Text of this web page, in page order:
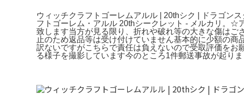
ウィッチクラフトゴーレムアルル | 20thシク | ドラゴン
フトゴーレム・アルル 20thシークレット - メルカリ。
致します当方が見る限り、折れや破れ等の大きな傷は
止のため返品等は受け付けていません基本的に少額の
訳ないですがこちらで責任は負えないので受取評価を
る様子を撮影しています今のところ1件郵送事故が起りま